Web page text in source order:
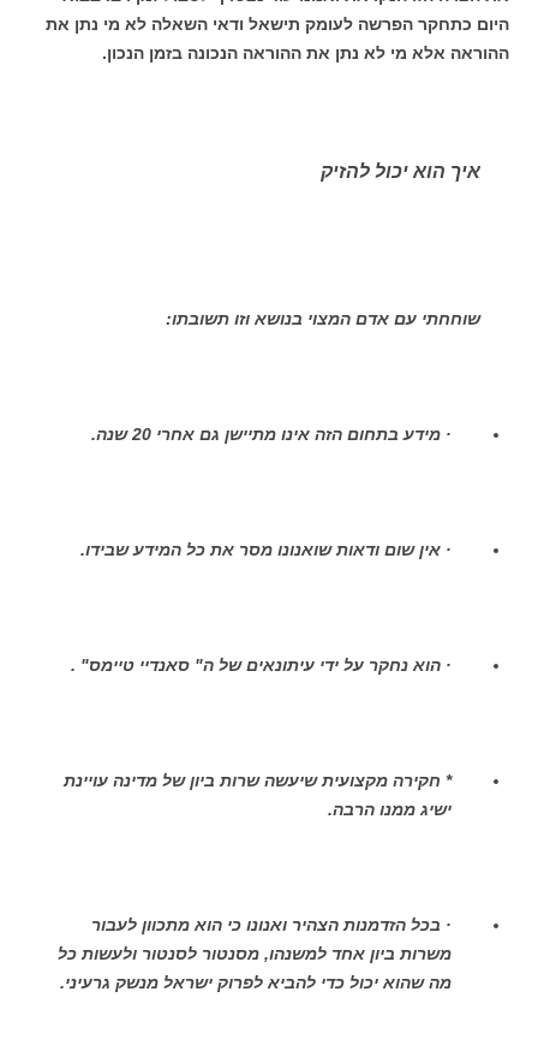
היום כתחקר הפרשה לעומק תישאל ודאי השאלה לא מי נתן את
ההוראה אלא מי לא נתן את ההוראה הנכונה בזמן הנכון.
איך הוא יכול להזיק
שוחחתי עם אדם המצוי בנושא וזו תשובתו:
· מידע בתחום הזה אינו מתיישן גם אחרי 20 שנה.
· אין שום ודאות שואנונו מסר את כל המידע שבידו.
· הוא נחקר על ידי עיתונאים של ה" סאנדיי טיימס" .
* חקירה מקצועית שיעשה שרות ביון של מדינה עויינת
ישיג ממנו הרבה.
· בכל הזדמנות הצהיר ואנונו כי הוא מתכוון לעבור
משרות ביון אחד למשנהו, מסנטור לסנטור ולעשות כל
מה שהוא יכול כדי להביא לפרוק ישראל מנשק גרעיני.